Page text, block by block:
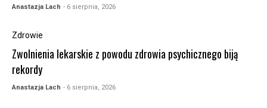
Anastazja Lach - 6 sierpnia, 2026
Zdrowie
Zwolnienia lekarskie z powodu zdrowia psychicznego biją
rekordy
Anastazja Lach - 6 sierpnia, 2026